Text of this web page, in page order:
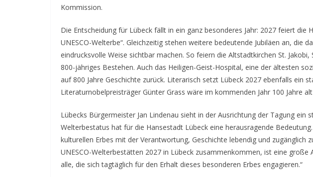
Kommission.
Die Entscheidung für Lübeck fällt in ein ganz besonderes Jahr: 2027 feiert die
UNESCO-Welterbe“. Gleichzeitig stehen weitere bedeutende Jubiläen an, die
eindrucksvolle Weise sichtbar machen. So feiern die Altstadtkirchen St.
800-jähriges Bestehen. Auch das Heiligen-Geist-Hospital, eine der ältesten
auf 800 Jahre Geschichte zurück. Literarisch setzt Lübeck 2027 ebenfalls ein
Literaturnobelpreisträger Günter Grass wäre im kommenden Jahr 100 Jahre
Lübecks Bürgermeister Jan Lindenau sieht in der Ausrichtung der Tagung ein
Welterbestatus hat für die Hansestadt Lübeck eine herausragende
kulturellen Erbes mit der Verantwortung, Geschichte lebendig und zugänglich
UNESCO-Welterbestätten 2027 in Lübeck zusammenkommen, ist eine große
alle, die sich tagtäglich für den Erhalt dieses besonderen Erbes engagieren.“